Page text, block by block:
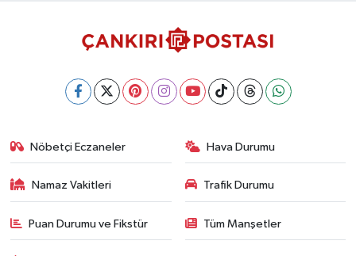
Nöbetçi Eczaneler Hava Durumu
Namaz Vakitleri Trafik Durumu
Puan Durumu ve Fikstür Tüm Manşetler